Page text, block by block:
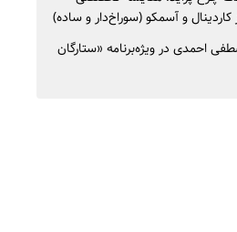
و آسمکو (سوراخ‌دار و ساده)
احمدی در ویژه‌برنامه «ستارگان